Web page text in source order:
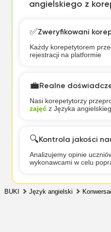
angielskiego z
✅Zweryfikowani
Każdy korepetytorem
rejestracji na platformie
💼Realne
Nasi korepetytorzy
zajęćz Języka
🔍Kontrola jakości
Analizujemy opinie
wykonawcami w celu
BUKI Język angielski